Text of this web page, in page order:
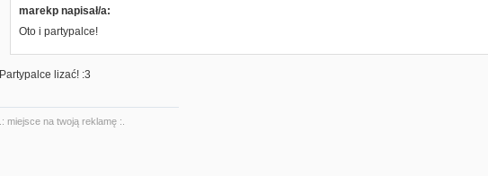
marekp napisał/a:
Oto i partypalce!
Partypalce lizać! :3
.: miejsce na twoją reklamę :.